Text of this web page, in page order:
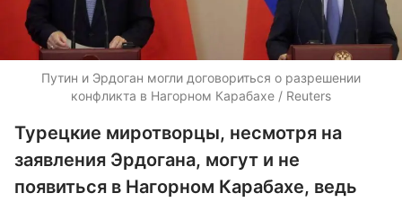
Путин и Эрдоган могли договориться о разрешении
конфликта в Нагорном Карабахе / Reuters
Турецкие миротворцы, несмотря на
заявления Эрдогана, могут и не
появиться в Нагорном Карабахе, ведь